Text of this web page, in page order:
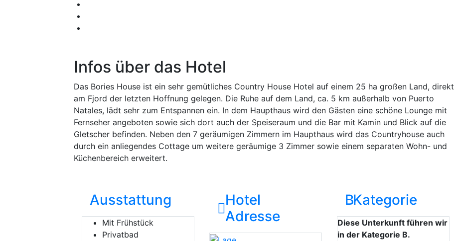
Infos über das Hotel
Das Bories House ist ein sehr gemütliches Country House Hotel auf einem 25 ha großen Land, direkt
am Fjord der letzten Hoffnung gelegen. Die Ruhe auf dem Land, ca. 5 km außerhalb von Puerto
Natales, lädt sehr zum Entspannen ein. In dem Haupthaus wird den Gästen eine schöne Lounge mit
Fernseher angeboten sowie sich dort auch der Speiseraum und die Bar mit Kamin und Blick auf die
Gletscher befinden. Neben den 7 geräumigen Zimmern im Haupthaus wird das Countryhouse auch
durch ein anliegendes Cottage um weitere geräumige 3 Zimmer sowie einem separaten Wohn- und
Küchenbereich erweitert.
Ausstattung
Mit Frühstück
Privatbad
Hotel
Adresse
BKategorie
Diese Unterkunft führen wir
in der Kategorie B.